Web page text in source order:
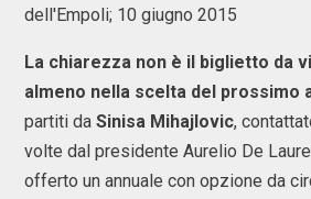
dell'Empoli; 10 giugno 2015
La chiarezza non è il biglietto da
almeno nella scelta del prossimo
partiti da Sinisa Mihajlovic,
volte dal presidente Aurelio De
offerto un annuale con opzione da